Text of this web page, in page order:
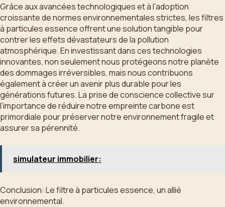
Grâce aux avancées technologiques et à l’adoption
croissante de normes environnementales strictes, les filtres
à particules essence offrent une solution tangible pour
contrer les effets dévastateurs de la pollution
atmosphérique. En investissant dans ces technologies
innovantes, non seulement nous protégeons notre planète
des dommages irréversibles, mais nous contribuons
également à créer un avenir plus durable pour les
générations futures. La prise de conscience collective sur
l’importance de réduire notre empreinte carbone est
primordiale pour préserver notre environnement fragile et
assurer sa pérennité.
simulateur immobilier:
Conclusion: Le filtre à particules essence, un allié
environnemental.